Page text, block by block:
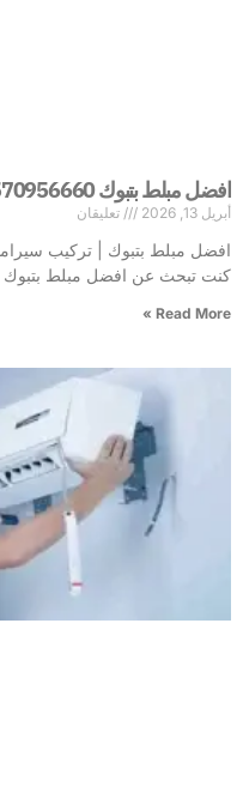
افضل مبلط بتبوك 0570956660
أبريل 13, 2026 تعليقان
افضل مبلط بتبوك | تركيب
كنت تبحث عن افضل مبلط بتبوك
Read More »